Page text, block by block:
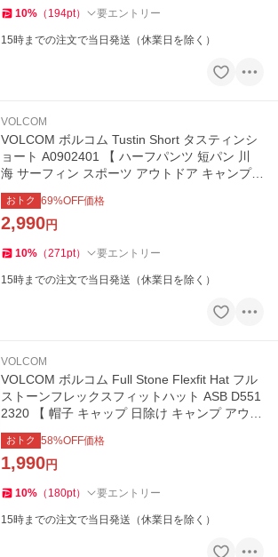
10% （ 194pt） 要エントリー
15時までの注文で当日発送（休業日を除く）
VOLCOM
VOLCOM ボルコム Tustin Short タスティンシ
ョート A0902401 【 ハーフパンツ 短パン 川
海 サーフィン スポーツ アウトドア キャンプ
】【メール便・代引不可】
おトク 69%OFF価格
2,990円
10% （271pt） 要エントリー
15時までの注文で当日発送（休業日を除く）
VOLCOM
VOLCOM ボルコム Full Stone Flexfit Hat フル
ストーンフレックスフィットハット ASB D551
2320 【 帽子 キャップ 日除け キャンプ アウト
ドア 】
おトク 58%OFF価格
1,990円
10% （ 180pt） 要エントリー
15時までの注文で当日発送（休業日を除く）